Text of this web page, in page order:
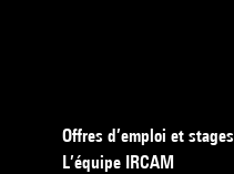
Offres d’emploi et stages
L’équipe IRCAM